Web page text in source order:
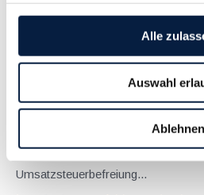
Alle
Auswahl
Ablehnen
Dezember 2023
Der Betrieb von
mit manchen steuerlichen
Budgetbegleitgesetzes 2024, das
Umsatzsteuerbefreiung...